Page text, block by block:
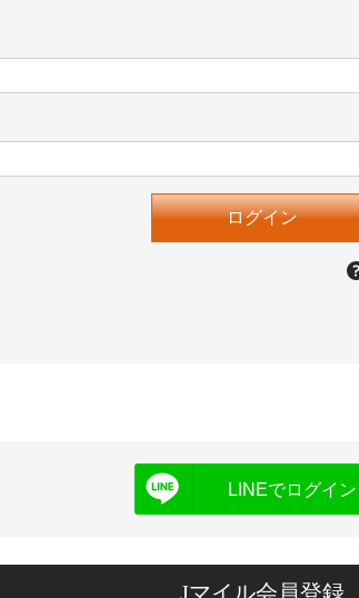
LINEでログイン
Jマイル会員登録